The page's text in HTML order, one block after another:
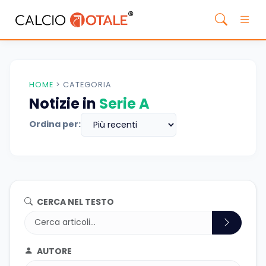
HOME > CATEGORIA
Notizie in Serie A
Ordina per:
CERCA NEL TESTO
AUTORE